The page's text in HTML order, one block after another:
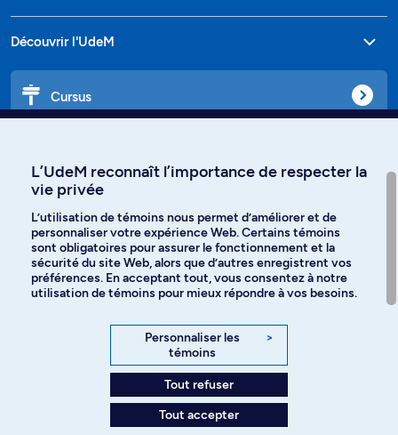
Découvrir l'UdeM
Cursus
Langues
Facebook Instagram
YouTube
Politique de confidentialité
L’UdeM reconnaît l’importance de respecter la
vie privée
L’utilisation de témoins nous permet d’améliorer et de
personnaliser votre expérience Web. Certains témoins
sont obligatoires pour assurer le fonctionnement et la
sécurité du site Web, alors que d’autres enregistrent vos
préférences. En acceptant tout, vous consentez à notre
utilisation de témoins pour mieux répondre à vos besoins.
Personnaliser les
témoins
>
Tout refuser
Tout accepter